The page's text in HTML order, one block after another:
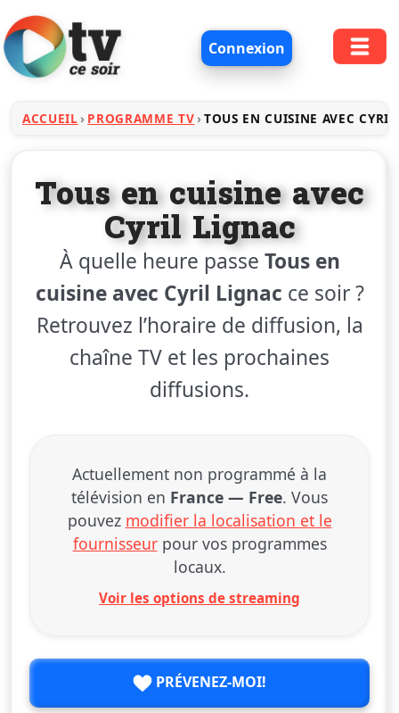
Connexion
ACCUEIL PROGRAMME TV TOUS EN CUISINE AVEC
Tous en cuisine avec
Cyril Lignac
À quelle heure passe Tous en
cuisine avec Cyril Lignac ce soir ?
Retrouvez l’horaire de diffusion, la
chaîne TV et les prochaines
diffusions.
Actuellement non programmé à la
télévision en France — Free. Vous
pouvez modifier la localisation et le
fournisseurpour vos programmes
locaux.
Voir les options de streaming
PRÉVENEZ-MOI!